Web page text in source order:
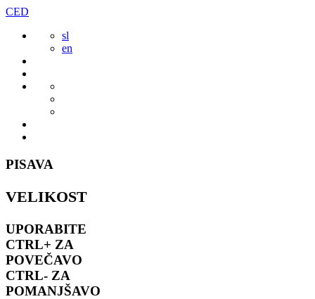
Preskoči
vsebine
CED
sl
en
PISAVA
VELIKOST
UPORABITE
CTRL+ ZA
POVEČAVO
CTRL- ZA
POMANJŠAVO